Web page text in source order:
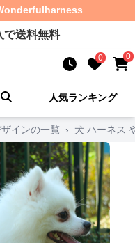
で送料無料
0 0
人気ランキング
インの一覧 › 犬 ハーネス